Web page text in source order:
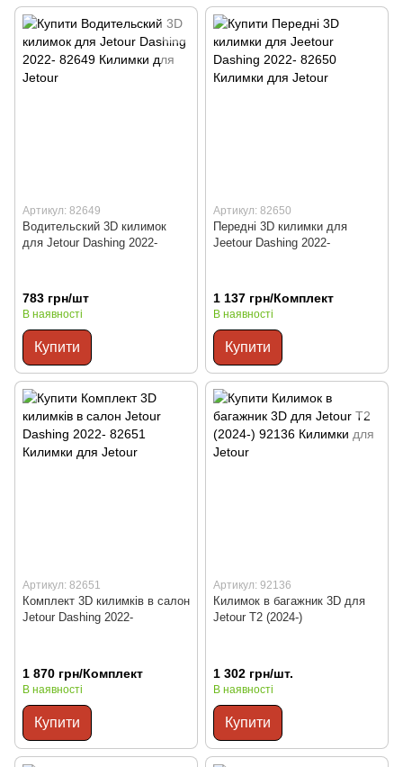
Артикул: 82649
Водительский 3D килимок
для Jetour Dashing 2022-
783 грн/шт
В наявності
Купити
Артикул: 82650
Передні 3D килимки для
Jeetour Dashing 2022-
1 137 грн/Комплект
В наявності
Купити
Артикул: 82651
Комплект 3D килимків в салон
Jetour Dashing 2022-
1 870 грн/Комплект
В наявності
Купити
Артикул: 92136
Килимок в багажник 3D для
Jetour T2 (2024-)
1 302 грн/шт.
В наявності
Купити